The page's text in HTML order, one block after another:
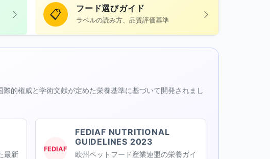
📋 フード選びガイド
ラベルの読み方、品質評価基準
的権威と学術文献が定めた栄養基準に基づいて開発されまし
最新
FEDIAF
FEDIAF NUTRITIONAL
GUIDELINES 2023
欧州ペットフード産業連盟の栄養ガイ